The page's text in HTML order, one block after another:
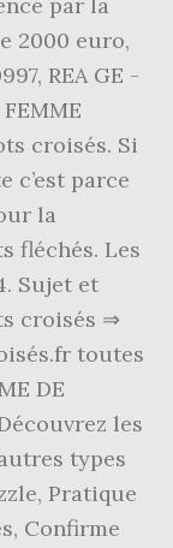
2000 euro,
REA GE -
croisés. Si
c’est parce
la
fléchés. Les
Sujet et
croisés ⇒
toutes
DE
les
types
Pratique
Confirme